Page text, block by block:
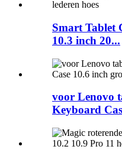
Smart Tablet
10.3 inch 20...
voor Lenovo
Keyboard